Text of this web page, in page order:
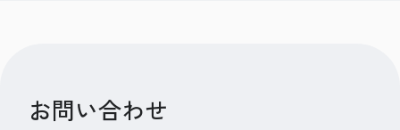
お問い合わせ